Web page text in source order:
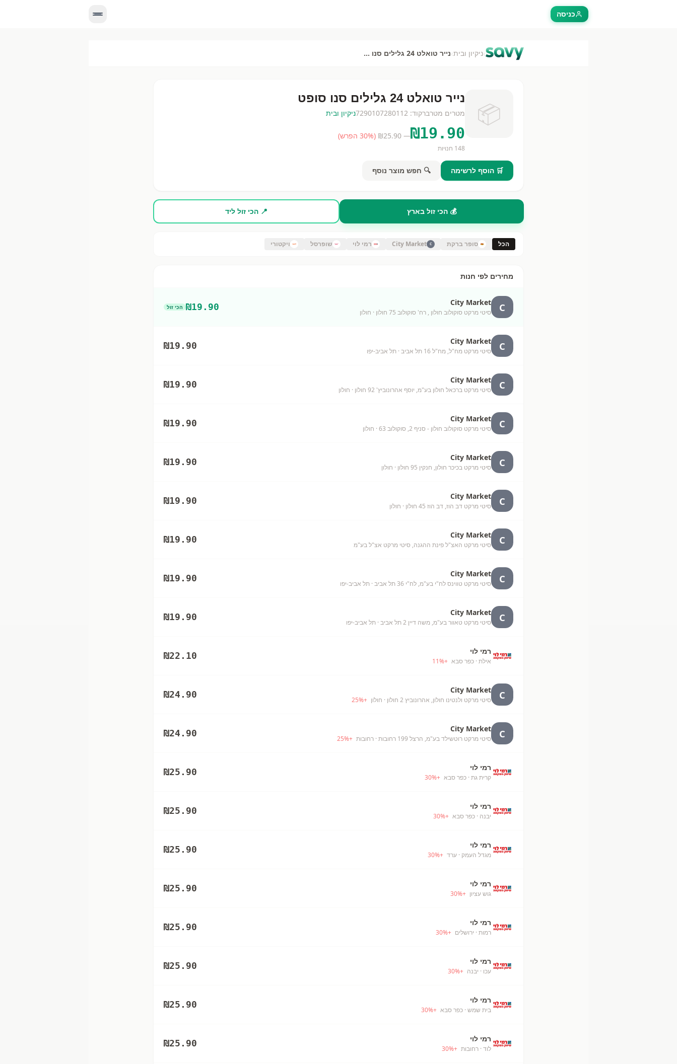
כניסה
›ניקיון ובית› נייר טואלט 24 גלילים סנו סופט
📦
נייר טואלט 24 גלילים סנו סופט
מטרים מטרברקוד: 7290107280112ניקיון ובית
₪19.90
— ₪
25.90
(
30% הפרש)
148 חנויות
🛒 הוסף לרשימה 🔍 חפש מוצר נוסף
💰 הכי זול בארץ 📍 הכי זול ליד
הכל סופר ברקת C
City Market רמי לוי שופרסל ויקטורי
מחירים לפי חנות
C
City Market
סיטי מרקט סוקולוב חולון , רח' סוקולוב 75 חולון · חולון
₪19.90 הכי זול
C
City Market
סיטי מרקט מח"ל, מח"ל 16 תל אביב · תל אביב-יפו
₪19.90
C
City Market
סיטי מרקט ברכאל חולון בע"מ, יוסף אהרונוביץ' 92 חולון · חולון
₪19.90
C
City Market
סיטי מרקט סוקולוב חולון - סניף 2, סוקולוב 63 · חולון
₪19.90
C
City Market
סיטי מרקט בכיכר חולון, חנקין 95 חולון · חולון
₪19.90
C
City Market
סיטי מרקט דב הוז, דב הוז 45 חולון · חולון
₪19.90
C
City Market
סיטי מרקט האצ"ל פינת ההגנה, סיטי מרקט אצ"ל בע"מ
₪19.90
C
City Market
סיטי מרקט טווינס לח"י בע"מ, לח"י 36 תל אביב · תל אביב-יפו
₪19.90
C
City Market
סיטי מרקט טאוור בע"מ, משה דיין 2 תל אביב · תל אביב-יפו
₪19.90
רמי לוי
אילת · כפר סבא +
11%
₪22.10
C
City Market
סיטי מרקט ולנטינו חולון, אהרונוביץ 2 חולון · חולון +
25%
₪24.90
C
City Market
סיטי מרקט רוטשילד בע"מ, הרצל 199 רחובות · רחובות +
25%
₪24.90
רמי לוי
קרית גת · כפר סבא +
30%
₪25.90
רמי לוי
יבנה · כפר סבא +
30%
₪25.90
רמי לוי
מגדל העמק · ערד +
30%
₪25.90
רמי לוי
גוש עציון +
30%
₪25.90
רמי לוי
רמות · ירושלים +
30%
₪25.90
רמי לוי
עכו · יבנה +
30%
₪25.90
רמי לוי
בית שמש · כפר סבא +
30%
₪25.90
רמי לוי
לוד · רחובות +
30%
₪25.90